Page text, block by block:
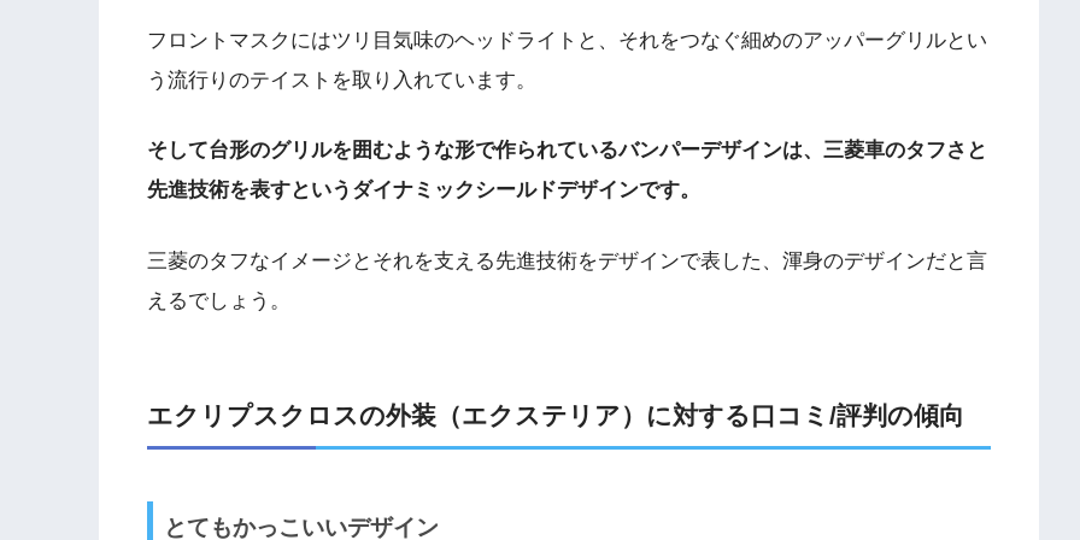
フロントマスクにはツリ目気味のヘッドライトと、それをつなぐ細めのアッパーグリルとい
う流行りのテイストを取り入れています。
そして台形のグリルを囲むような形で作られているバンパーデザインは、三菱車のタフさと
先進技術を表すというダイナミックシールドデザインです。
三菱のタフなイメージとそれを支える先進技術をデザインで表した、渾身のデザインだと言
えるでしょう。
エクリプスクロスの外装（エクステリア）に対する口コミ/評判の傾向
とてもかっこいいデザイン